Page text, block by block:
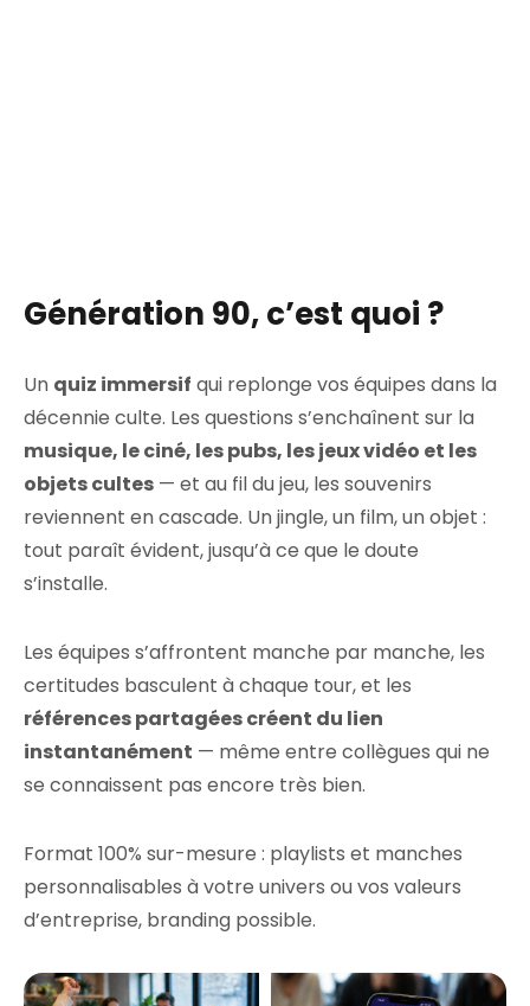
Génération 90, c’est quoi ?
Un quiz immersif qui replonge vos équipes dans la
décennie culte. Les questions s’enchaînent sur la
musique, le ciné, les pubs, les jeux vidéo et les
objets cultes — et au fil du jeu, les souvenirs
reviennent en cascade. Un jingle, un film, un objet :
tout paraît évident, jusqu’à ce que le doute
s’installe.
Les équipes s’affrontent manche par manche, les
certitudes basculent à chaque tour, et les
références partagées créent du lien
instantanément — même entre collègues qui ne
se connaissent pas encore très bien.
Format 100% sur-mesure : playlists et manches
personnalisables à votre univers ou vos valeurs
d’entreprise, branding possible.